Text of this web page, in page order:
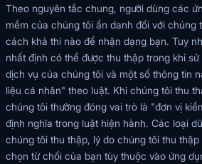
Theo nguyên tắc chung, người dùng các
mềm của chúng tôi ẩn danh đối với chúng
cách khả thi nào để nhận dạng bạn. Tuy
nhất định có thể được thu thập trong khi
dịch vụ của chúng tôi và một số thông tin
liệu cá nhân" theo luật. Khi chúng tôi thu
chúng tôi thường đóng vai trò là "đơn vị
định nghĩa trong luật hiện hành. Các loại
chúng tôi thu thập, lý do chúng tôi thu
chọn từ chối của bạn tùy thuộc vào ứng